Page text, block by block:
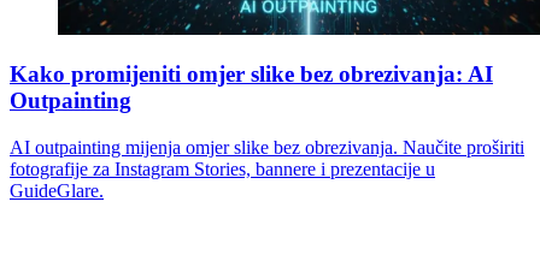
Kako promijeniti omjer slike bez obrezivanja: AI
Outpainting
AI outpainting mijenja omjer slike bez obrezivanja. Naučite proširiti
fotografije za Instagram Stories, bannere i prezentacije u
GuideGlare.